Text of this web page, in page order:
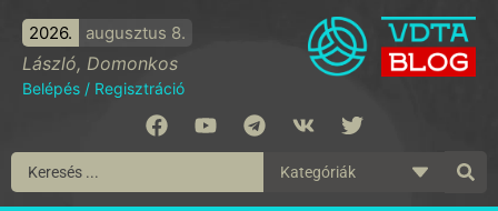
2026. augusztus 8.
László, Domonkos
Belépés / Regisztráció